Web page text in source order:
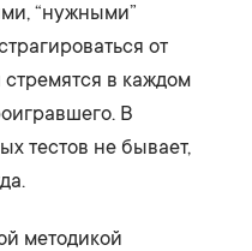
“нужными”
от
стремятся в каждом
В
тестов не бывает,
методикой